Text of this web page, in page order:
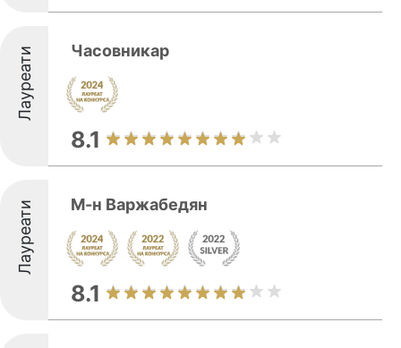
Лауреати Часовникар
8.1
Лауреати М-н Варжабедян
8.1